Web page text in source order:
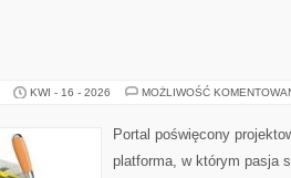
KWI - 16 - 2026 MOŻLIWOŚĆ
Portal poświęcony
platforma, w którym pasja